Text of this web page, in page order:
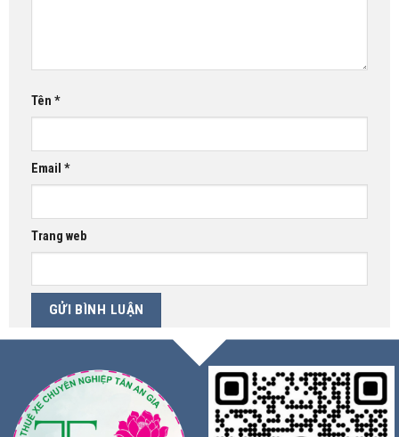
Tên *
Email *
Trang web